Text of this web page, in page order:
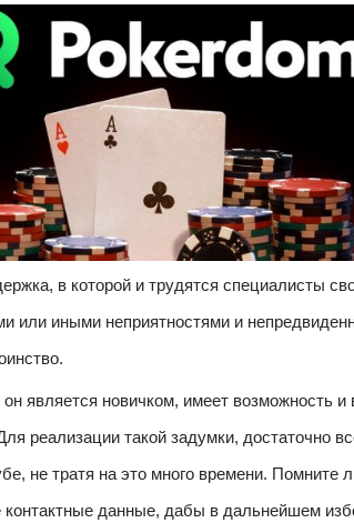
в которой и трудятся специалисты
или иными неприятностями и
является новичком, имеет возможность и
реализации такой задумки, достаточно
не тратя на это много времени. Помните
контактные данные, дабы в дальнейшем